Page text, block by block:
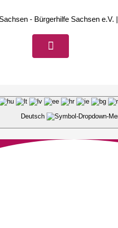
- Bürgerhilfe Sachsen e.V. |
Facebook
Deutsch